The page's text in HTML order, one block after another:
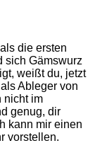
die ersten
sich Gämswurz
weißt du, jetzt
Ableger von
nicht im
genug, dir
kann mir einen
vorstellen.